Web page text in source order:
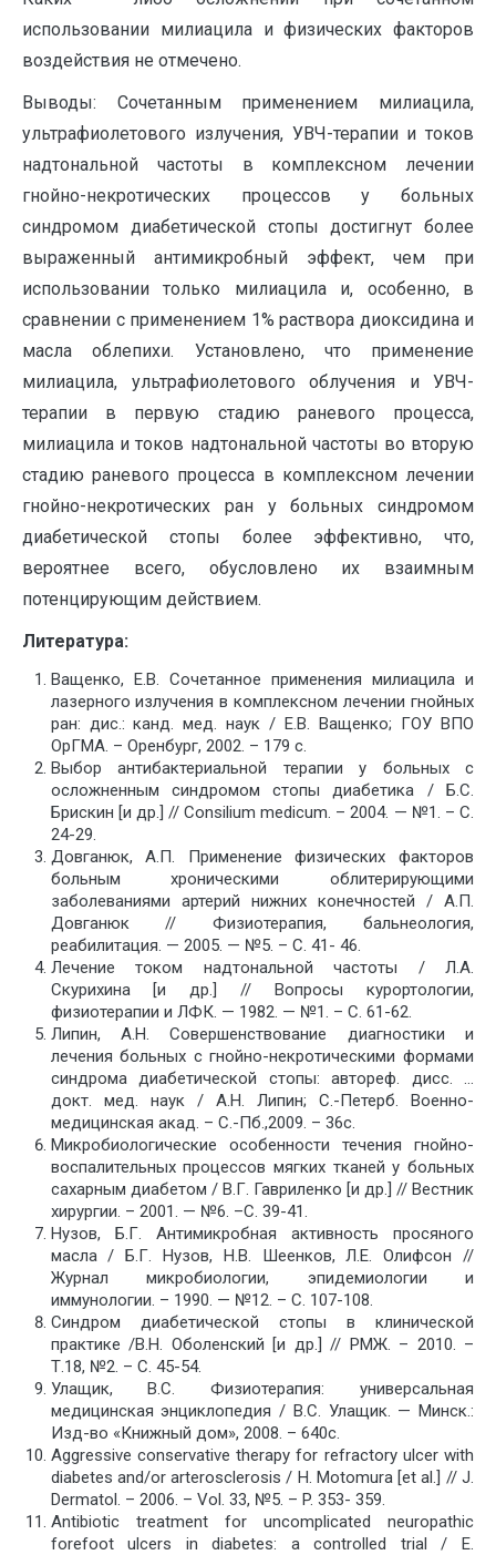
использовании милиацила и физических факторов
воздействия не отмечено.
Выводы: Сочетанным применением милиацила,
ультрафиолетового излучения, УВЧ-терапии и токов
надтональной частоты в комплексном лечении
гнойно-некротических процессов у больных
синдромом диабетической стопы достигнут более
выраженный антимикробный эффект, чем при
использовании только милиацила и, особенно, в
сравнении с применением 1% раствора диоксидина и
масла облепихи. Установлено, что применение
милиацила, ультрафиолетового облучения и УВЧ-
терапии в первую стадию раневого процесса,
милиацила и токов надтональной частоты во вторую
стадию раневого процесса в комплексном лечении
гнойно-некротических ран у больных синдромом
диабетической стопы более эффективно, что,
вероятнее всего, обусловлено их взаимным
потенцирующим действием.
Литература:
Ващенко, Е.В. Сочетанное применения милиацила и
лазерного излучения в комплексном лечении гнойных
ран: дис.: канд. мед. наук / Е.В. Ващенко; ГОУ ВПО
ОрГМА. – Оренбург, 2002. – 179 с.
Выбор антибактериальной терапии у больных с
осложненным синдромом стопы диабетика / Б.С.
Брискин [и др.] // Consilium medicum. – 2004. — №1. – С.
24-29.
Довганюк, А.П. Применение физических факторов
больным хроническими облитерирующими
заболеваниями артерий нижних конечностей / А.П.
Довганюк // Физиотерапия, бальнеология,
реабилитация. — 2005. — №5. – С. 41- 46.
Лечение током надтональной частоты / Л.А.
Скурихина [и др.] // Вопросы курортологии,
физиотерапии и ЛФК. — 1982. — №1. – С. 61-62.
Липин, А.Н. Совершенствование диагностики и
лечения больных с гнойно-некротическими формами
синдрома диабетической стопы: автореф. дисс. …
докт. мед. наук / А.Н. Липин; С.-Петерб. Военно-
медицинская акад. – С.-Пб.,2009. – 36с.
Микробиологические особенности течения гнойно-
воспалительных процессов мягких тканей у больных
сахарным диабетом / В.Г. Гавриленко [и др.] // Вестник
хирургии. – 2001. — №6. –С. 39-41.
Нузов, Б.Г. Антимикробная активность просяного
масла / Б.Г. Нузов, Н.В. Шеенков, Л.Е. Олифсон //
Журнал микробиологии, эпидемиологии и
иммунологии. – 1990. — №12. – С. 107-108.
Синдром диабетической стопы в клинической
практике /В.Н. Оболенский [и др.] // РМЖ. – 2010. –
Т.18, №2. – С. 45-54.
Улащик, В.С. Физиотерапия: универсальная
медицинская энциклопедия / В.С. Улащик. — Минск.:
Изд-во «Книжный дом», 2008. – 640с.
Aggressive conservative therapy for refractory ulcer with
diabetes and/or arterosclerosis / H. Motomura [et al.] // J.
Dermatol. – 2006. – Vol. 33, №5. – P. 353- 359.
Antibiotic treatment for uncomplicated neuropathic
forefoot ulcers in diabetes: a controlled trial / E.